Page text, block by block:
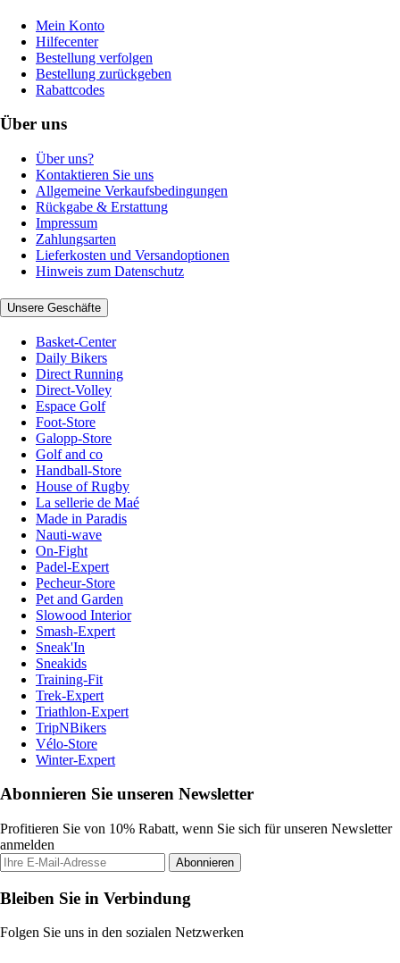
Mein Konto
Hilfecenter
Bestellung verfolgen
Bestellung zurückgeben
Rabattcodes
Über uns
Über uns?
Kontaktieren Sie uns
Allgemeine Verkaufsbedingungen
Rückgabe & Erstattung
Impressum
Zahlungsarten
Lieferkosten und Versandoptionen
Hinweis zum Datenschutz
Unsere Geschäfte
Basket-Center
Daily Bikers
Direct Running
Direct-Volley
Espace Golf
Foot-Store
Galopp-Store
Golf and co
Handball-Store
House of Rugby
La sellerie de Maé
Made in Paradis
Nauti-wave
On-Fight
Padel-Expert
Pecheur-Store
Pet and Garden
Slowood Interior
Smash-Expert
Sneak'In
Sneakids
Training-Fit
Trek-Expert
Triathlon-Expert
TripNBikers
Vélo-Store
Winter-Expert
Abonnieren Sie unseren Newsletter
Profitieren Sie von 10% Rabatt, wenn Sie sich für unseren Newsletter
anmelden
Abonnieren
Bleiben Sie in Verbindung
Folgen Sie uns in den sozialen Netzwerken